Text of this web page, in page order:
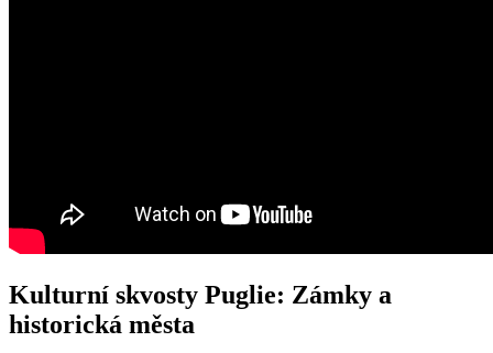
Kulturní skvosty Puglie: Zámky a
historická města